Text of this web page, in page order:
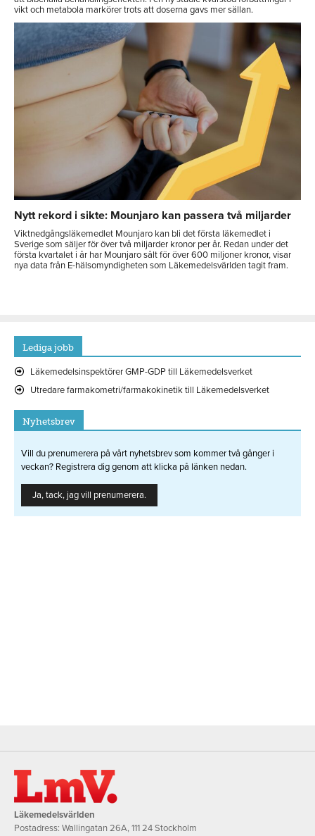
vikt och metabola markörer trots att doserna gavs mer sällan.
Nytt rekord i sikte: Mounjaro kan passera två miljarder
Viktnedgångsläkemedlet Mounjaro kan bli det första läkemedlet i
Sverige som säljer för över två miljarder kronor per år. Redan under det
första kvartalet i år har Mounjaro sålt för över 600 miljoner kronor, visar
nya data från E-hälsomyndigheten som Läkemedelsvärlden tagit fram.
Lediga jobb
Läkemedelsinspektörer GMP-GDP till Läkemedelsverket
Utredare farmakometri/farmakokinetik till Läkemedelsverket
Nyhetsbrev
Vill du prenumerera på vårt nyhetsbrev som kommer två gånger i
veckan? Registrera dig genom att klicka på länken nedan.
Ja, tack, jag vill prenumerera.
Läkemedelsvärlden
Postadress: Wallingatan 26A, 111 24 Stockholm